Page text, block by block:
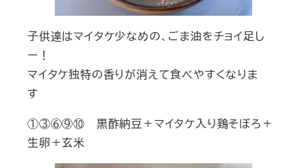
子供達はマイタケ少なめの、ごま油をチョイ足し
ー！
マイタケ独特の香りが消えて食べやすくなりま
す
①③⑥⑨⑩ 黒酢納豆＋マイタケ入り鶏そぼろ＋
生卵＋玄米